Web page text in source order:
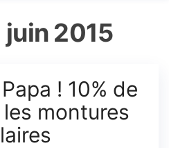
juin 2015
! 10% de
montures